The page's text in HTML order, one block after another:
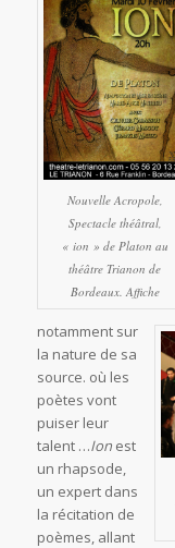
Nouvelle Acropole,
Spectacle théâtral,
« ion » de Platon au
théâtre Trianon de
Bordeaux. Affiche
notamment sur
la nature de sa
source. où les
poètes vont
puiser leur
talent …Ionest
un rhapsode,
un expert dans
la récitation de
poèmes, allant